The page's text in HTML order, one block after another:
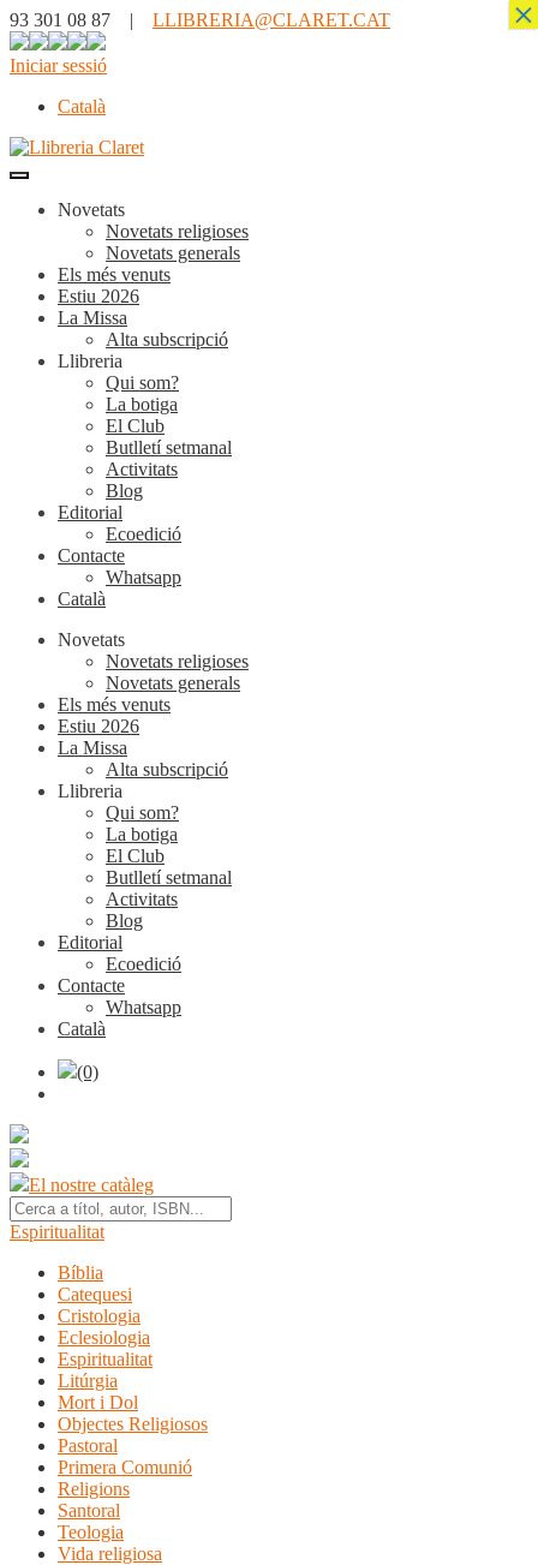
93 301 08 87 | LLIBRERIA@CLARET.CAT
Iniciar sessió
Català
Novetats
Novetats religioses
Novetats generals
Els més venuts
Estiu 2026
La Missa
Alta subscripció
Llibreria
Qui som?
La botiga
El Club
Butlletí setmanal
Activitats
Blog
Editorial
Ecoedició
Contacte
Whatsapp
Català
Novetats
Novetats religioses
Novetats generals
Els més venuts
Estiu 2026
La Missa
Alta subscripció
Llibreria
Qui som?
La botiga
El Club
Butlletí setmanal
Activitats
Blog
Editorial
Ecoedició
Contacte
Whatsapp
Català
(0)
El nostre catàleg
Espiritualitat
Bíblia
Catequesi
Cristologia
Eclesiologia
Espiritualitat
Litúrgia
Mort i Dol
Objectes Religiosos
Pastoral
Primera Comunió
Religions
Santoral
Teologia
Vida religiosa
×